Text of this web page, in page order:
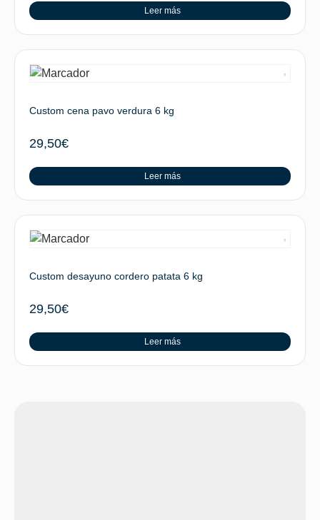
Leer más
Custom cena pavo verdura 6 kg
29,50€
Leer más
Custom desayuno cordero patata 6 kg
29,50€
Leer más